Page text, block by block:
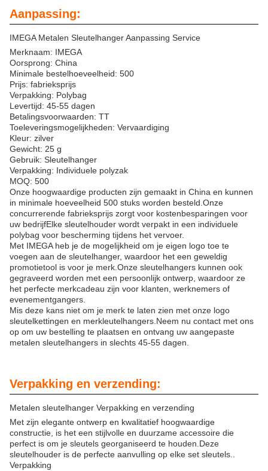
Aanpassing:
IMEGA Metalen Sleutelhanger Aanpassing Service
Merknaam: IMEGA
Oorsprong: China
Minimale bestelhoeveelheid: 500
Prijs: fabrieksprijs
Verpakking: Polybag
Levertijd: 45-55 dagen
Betalingsvoorwaarden: TT
Toeleveringsmogelijkheden: Vervaardiging
Kleur: zilver
Gewicht: 25 g
Gebruik: Sleutelhanger
Verpakking: Individuele polyzak
MOQ: 500
Onze hoogwaardige producten zijn gemaakt in China en kunnen
in minimale hoeveelheid 500 stuks worden besteld.Onze
concurrerende fabrieksprijs zorgt voor kostenbesparingen voor
uw bedrijfElke sleutelhouder wordt verpakt in een individuele
polybag voor bescherming tijdens het vervoer.
Met IMEGA heb je de mogelijkheid om je eigen logo toe te
voegen aan de sleutelhanger, waardoor het een geweldig
promotietool is voor je merk.Onze sleutelhangers kunnen ook
gegraveerd worden met een persoonlijk ontwerp, waardoor ze
het perfecte merkcadeau zijn voor klanten, werknemers of
evenementgangers.
Mis deze kans niet om je merk te laten zien met onze logo
sleutelkettingen en merkleutelhangers.Neem nu contact met ons
op om uw bestelling te plaatsen en ontvang uw aangepaste
metalen sleutelhangers in slechts 45-55 dagen.
Verpakking en verzending:
Metalen sleutelhanger Verpakking en verzending
Met zijn elegante ontwerp en kwalitatief hoogwaardige
constructie, is het een stijlvolle en duurzame accessoire die
perfect is om je sleutels georganiseerd te houden.Deze
sleutelhouder is de perfecte aanvulling op elke set sleutels..
Verpakking